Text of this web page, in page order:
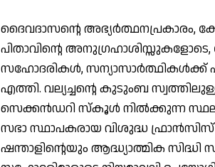
ദൈവദാസന്റെ അഭ്യര്‍ത്ഥനപ്രകാരം,
പിതാവിന്റെ
സഹോദരികള്‍, സന്യാസാര്‍ത്ഥികള്‍ക്ക്
എത്തി. വല്യച്ചന്റെ കുടുംബ
സെക്കന്‍ഡറി സ്‌കൂള്‍ നില്‍ക്കുന്ന സ്ഥലം
സഭാ സ്ഥാപകരായ വിശുദ്ധ
ഷന്താളിന്റെയും ആദ്ധ്യാത്മിക സിദ്ധി